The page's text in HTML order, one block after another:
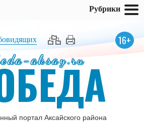
16+
aksay.ru
портал Аксайского района
Рубрики